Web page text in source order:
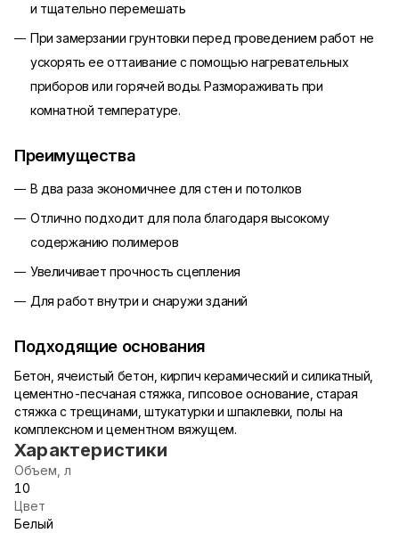
и тщательно перемешать
При замерзании грунтовки перед проведением работ не
ускорять ее оттаивание с помощью нагревательных
приборов или горячей воды. Размораживать при
комнатной температуре.
Преимущества
В два раза экономичнее для стен и потолков
Отлично подходит для пола благодаря высокому
содержанию полимеров
Увеличивает прочность сцепления
Для работ внутри и снаружи зданий
Подходящие основания
Бетон, ячеистый бетон, кирпич керамический и силикатный,
цементно-песчаная стяжка, гипсовое основание, старая
стяжка с трещинами, штукатурки и шпаклевки, полы на
комплексном и цементном вяжущем.
Характеристики
Объем, л
10
Цвет
Белый